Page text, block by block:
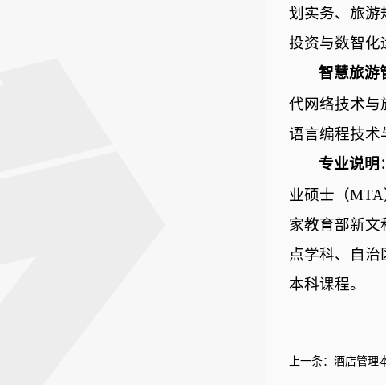
划实务、旅游
投资与数智化
智慧旅游
代网络技术与
语言编程技术
专业说明
业硕士（MTA
家教育部新文
点学科、自
本科课程。
上一条： 酒店管理